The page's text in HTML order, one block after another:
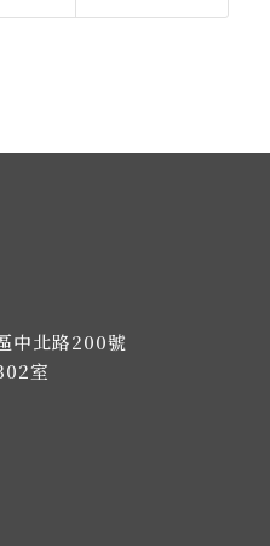
中北路200號
室